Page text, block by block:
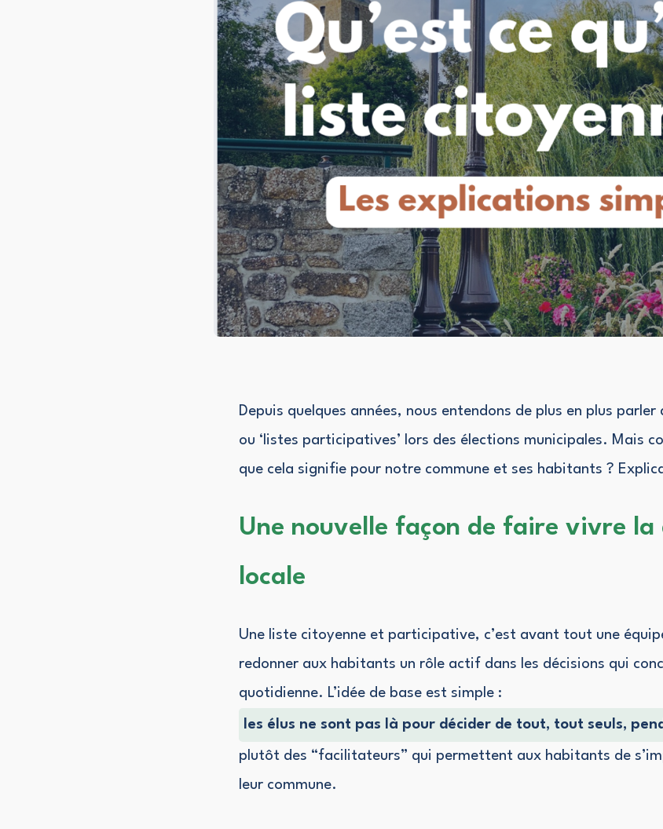
Depuis quelques années, nous entendons de plus en plus parler
ou ‘listes participatives’ lors des élections municipales. Mais
que cela signifie pour notre commune et ses habitants ?
Une nouvelle façon de faire vivre la
locale
Une liste citoyenne et participative, c’est avant tout une
redonner aux habitants un rôle actif dans les décisions qui
quotidienne. L’idée de base est simple :
les élus ne sont pas là pour décider de tout, tout seuls,
plutôt des “facilitateurs” qui permettent aux habitants de
leur commune.